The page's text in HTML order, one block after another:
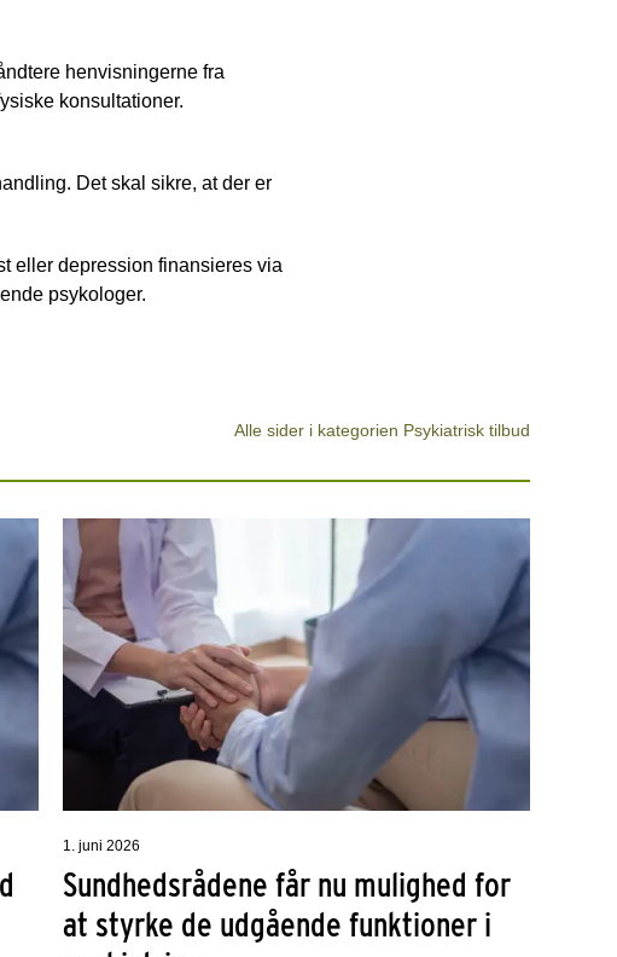
henvisningerne fra
konsultationer.
Det skal sikre, at der er
eller depression finansieres via
psykologer.
Alle sider i kategorien Psykiatrisk tilbud
1. juni 2026
Sundhedsrådene får nu mulighed for
at styrke de udgående funktioner i